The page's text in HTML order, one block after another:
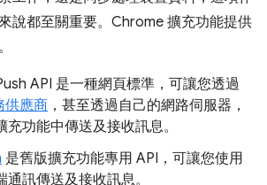
說都至關重要。Chrome 擴充功能提供
API 是一種網頁標準，可讓您透過
供應商 ，甚至透過自己的網路伺服器，
功能中傳送及接收訊息。
是舊版擴充功能專用 API，可讓您使用
通訊傳送及接收訊息。